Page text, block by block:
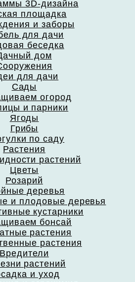
3D-дизайна
площадка
и заборы
для дачи
беседка
дом
для дачи
Сады
огород
и парники
Ягоды
Грибы
по саду
Растения
растений
Цветы
Розарий
деревья
и плодовые деревья
кустарники
бонсай
растения
растения
Вредители
растений
и уход